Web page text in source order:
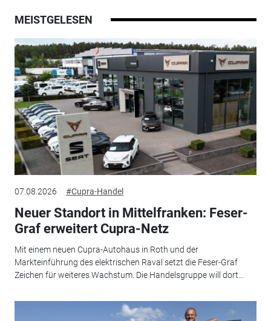
MEISTGELESEN
07.08.2026 #Cupra-Handel
Neuer Standort in Mittelfranken: Feser-
Graf erweitert Cupra-Netz
Mit einem neuen Cupra-Autohaus in Roth und der
Markteinführung des elektrischen Raval setzt die Feser-Graf
Zeichen für weiteres Wachstum. Die Handelsgruppe will dort...